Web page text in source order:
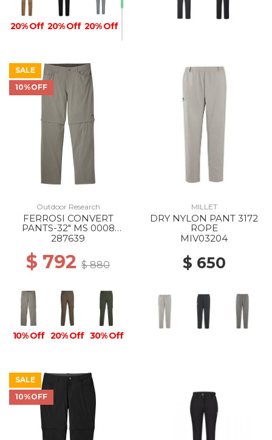
20% Off 20% Off 20% Off
20% Off
SALE
10%OFF
Outdoor Research
FERROSI CONVERT
PANTS-32" MS 0008
PEWTER
287639
$ 792 $ 880
10% Off 20% Off 30% Off
MILLET
DRY NYLON PANT 3172
ROPE
MIV03204
$ 650
SALE
10%OFF